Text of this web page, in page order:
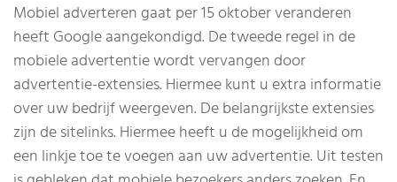
Mobiel adverteren gaat per 15 oktober veranderen
heeft Google aangekondigd. De tweede regel in de
mobiele advertentie wordt vervangen door
advertentie-extensies. Hiermee kunt u extra informatie
over uw bedrijf weergeven. De belangrijkste extensies
zijn de sitelinks. Hiermee heeft u de mogelijkheid om
een linkje toe te voegen aan uw advertentie. Uit testen